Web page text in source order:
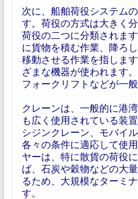
次に、船舶荷役システム
す。荷役の方式は大きく
荷役の二つに分類されま
に貨物を積む作業、降ろ
移動させる作業を指しま
ざまな機器が使われます
フォークリフトなどが一
クレーンは、一般的に港
も広く使用されている装
シジンクレーン、モバイ
各々の条件に適応して使
ヤーは、特に散貨の荷役
ば、石炭や穀物などの大
るため、大規模なターミ
す。